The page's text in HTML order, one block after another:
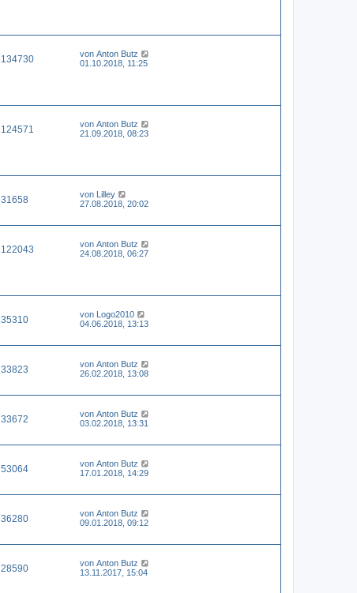
134730 von Anton Butz
01.10.2018, 11:25
124571 von Anton Butz
21.09.2018, 08:23
31658 von Lilley
27.08.2018, 20:02
122043 von Anton Butz
24.08.2018, 06:27
35310 von Logo2010
04.06.2018, 13:13
33823 von Anton Butz
26.02.2018, 13:08
33672 von Anton Butz
03.02.2018, 13:31
53064 von Anton Butz
17.01.2018, 14:29
36280 von Anton Butz
09.01.2018, 09:12
28590 von Anton Butz
13.11.2017, 15:04